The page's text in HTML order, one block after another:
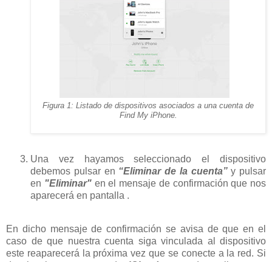
Figura 1: Listado de dispositivos asociados a una cuenta de
Find My iPhone.
Una vez hayamos seleccionado el dispositivo
debemos pulsar en “Eliminar de la cuenta”y pulsar
en "Eliminar" en el mensaje de confirmación que nos
aparecerá en pantalla .
En dicho mensaje de confirmación se avisa de que en el
caso de que nuestra cuenta siga vinculada al dispositivo
este reaparecerá la próxima vez que se conecte a la red. Si